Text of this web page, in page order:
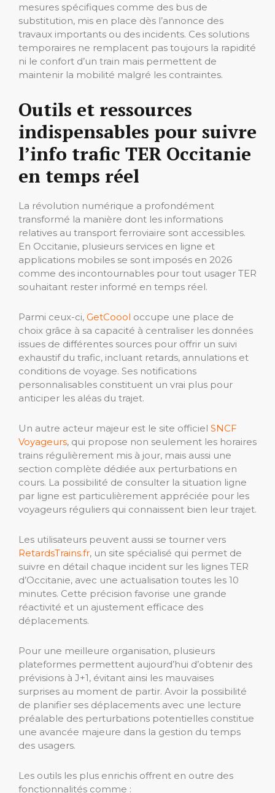
mesures spécifiques comme des bus de
substitution, mis en place dès l’annonce des
travaux importants ou des incidents. Ces solutions
temporaires ne remplacent pas toujours la rapidité
ni le confort d’un train mais permettent de
maintenir la mobilité malgré les contraintes.
Outils et ressources
indispensables pour suivre
l’info trafic TER Occitanie
en temps réel
La révolution numérique a profondément
transformé la manière dont les informations
relatives au transport ferroviaire sont accessibles.
En Occitanie, plusieurs services en ligne et
applications mobiles se sont imposés en 2026
comme des incontournables pour tout usager TER
souhaitant rester informé en temps réel.
Parmi ceux-ci, GetCoool occupe une place de
choix grâce à sa capacité à centraliser les données
issues de différentes sources pour offrir un suivi
exhaustif du trafic, incluant retards, annulations et
conditions de voyage. Ses notifications
personnalisables constituent un vrai plus pour
anticiper les aléas du trajet.
Un autre acteur majeur est le site officiel SNCF
Voyageurs, qui propose non seulement les horaires
trains régulièrement mis à jour, mais aussi une
section complète dédiée aux perturbations en
cours. La possibilité de consulter la situation ligne
par ligne est particulièrement appréciée pour les
voyageurs réguliers qui connaissent bien leur trajet.
Les utilisateurs peuvent aussi se tourner vers
RetardsTrains.fr, un site spécialisé qui permet de
suivre en détail chaque incident sur les lignes TER
d’Occitanie, avec une actualisation toutes les 10
minutes. Cette précision favorise une grande
réactivité et un ajustement efficace des
déplacements.
Pour une meilleure organisation, plusieurs
plateformes permettent aujourd’hui d’obtenir des
prévisions à J+1, évitant ainsi les mauvaises
surprises au moment de partir. Avoir la possibilité
de planifier ses déplacements avec une lecture
préalable des perturbations potentielles constitue
une avancée majeure dans la gestion du temps
des usagers.
Les outils les plus enrichis offrent en outre des
fonctionnalités comme :